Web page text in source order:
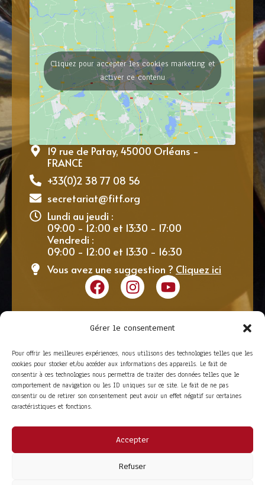
Gérer le consentement
Pour offrir les meilleures expériences, nous utilisons des technologies telles que les
cookies pour stocker et/ou accéder aux informations des appareils. Le fait de
consentir à ces technologies nous permettra de traiter des données telles que le
comportement de navigation ou les ID uniques sur ce site. Le fait de ne pas
consentir ou de retirer son consentement peut avoir un effet négatif sur certaines
caractéristiques et fonctions.
Accepter
Refuser
Cliquez pour accepter les cookies marketing et
activer ce contenu
19 rue de Patay, 45000 Orléans -
FRANCE
+33(0)2 38 77 08 56
secretariat@fitf.org
Lundi au jeudi :
09:00 - 12:00 et 13:30 - 17:00
Vendredi :
09:00 - 12:00 et 13:30 - 16:30
Vous avez une suggestion ? Cliquez ici
Adhérer